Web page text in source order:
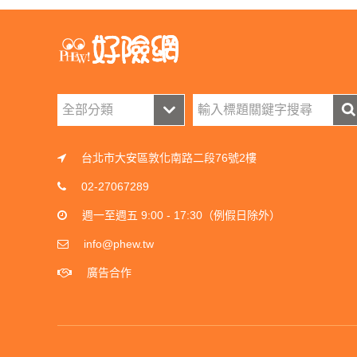
台北市大安區敦化南路二段76號2樓
02-27067289
週一至週五 9:00 - 17:30（例假日除外）
info@phew.tw
廣告合作